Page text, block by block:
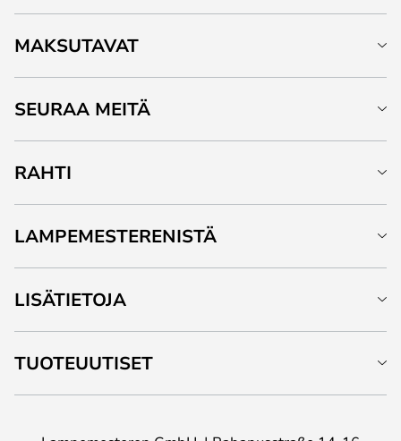
MAKSUTAVAT
SEURAA MEITÄ
RAHTI
LAMPEMESTERENISTÄ
LISÄTIETOJA
TUOTEUUTISET